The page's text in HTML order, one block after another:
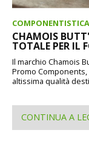
COMPONENTISTICA
CHAMOIS
TOTALE PER IL
Il marchio Chamois
Promo
altissima qualità
CONTINUA A